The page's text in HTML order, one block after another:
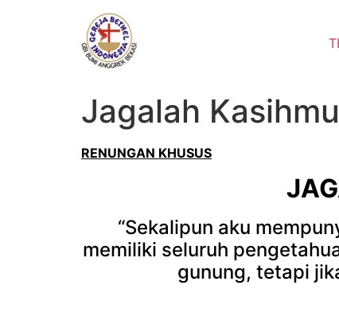
Jagalah
RENUNGAN KHUSUS
“Sekalipun aku
memiliki seluruh
gunung, tetapi